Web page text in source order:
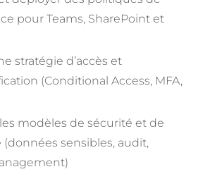
pour Teams, SharePoint et
stratégie d’accès et
(Conditional Access, MFA,
modèles de sécurité et de
sensibles, audit,